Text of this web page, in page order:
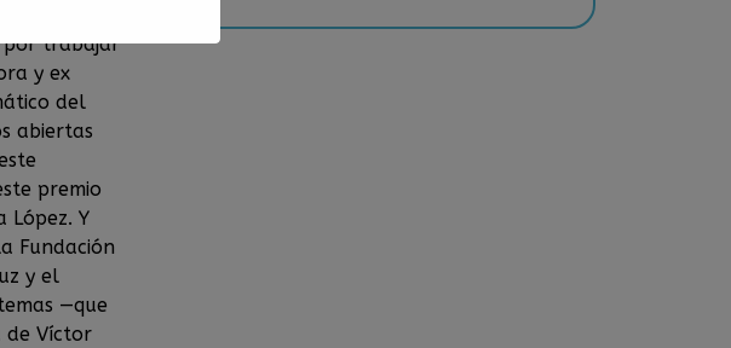
“Campo
por trabajar
y ex
del
abiertas
premio
López. Y
Fundación
y el
—que
de Víctor